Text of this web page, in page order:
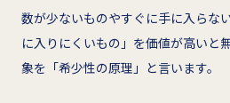
数が少ないものやすぐに手に入らな
に入りにくいもの」を価値が高いと
象を「希少性の原理」と言います。